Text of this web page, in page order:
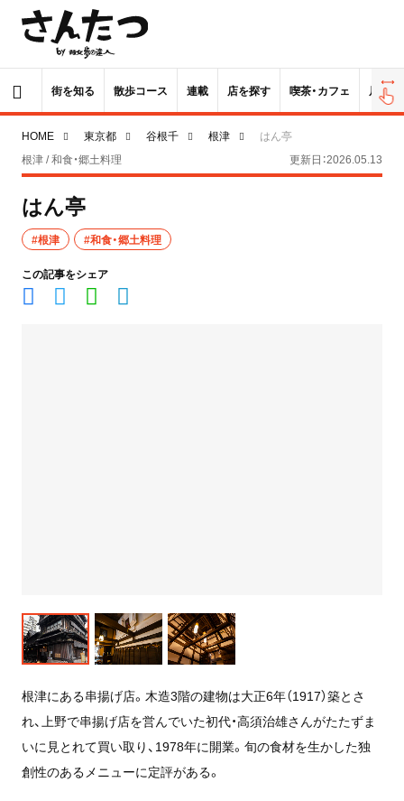
街を知る 散歩コース 連載 店を探す 喫茶・カフェ 居酒屋
HOME 東京都 谷根千 根津
はん亭
根津 / 和食・郷土料理
更新日：2026.05.13
はん亭
#根津 #和食・郷土料理
この記事をシェア
根津にある串揚げ店。木造3階の建物は大正6年（1917）築とさ
れ、上野で串揚げ店を営んでいた初代・高須治雄さんがたたずま
いに見とれて買い取り、1978年に開業。旬の食材を生かした独
創性のあるメニューに定評がある。